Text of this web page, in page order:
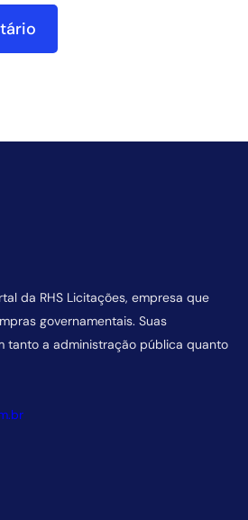
da RHS Licitações, empresa que
governamentais. Suas
tanto a administração pública quanto